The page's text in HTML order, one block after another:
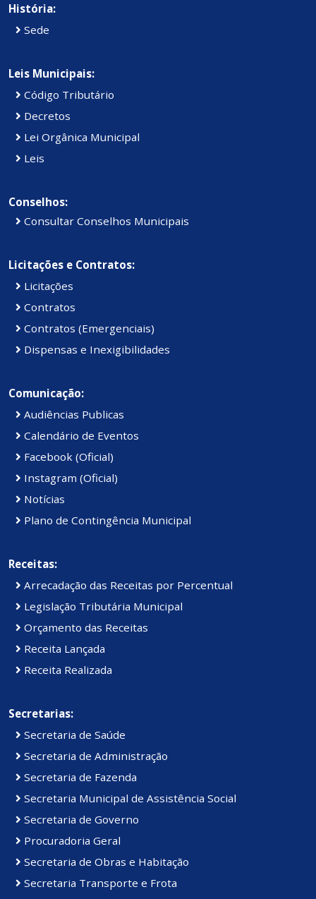
História:
Sede
Leis Municipais:
Código Tributário
Decretos
Lei Orgânica Municipal
Leis
Conselhos:
Consultar Conselhos Municipais
Licitações e Contratos:
Licitações
Contratos
Contratos (Emergenciais)
Dispensas e Inexigibilidades
Comunicação:
Audiências Publicas
Calendário de Eventos
Facebook (Oficial)
Instagram (Oficial)
Notícias
Plano de Contingência Municipal
Receitas:
Arrecadação das Receitas por Percentual
Legislação Tributária Municipal
Orçamento das Receitas
Receita Lançada
Receita Realizada
Secretarias:
Secretaria de Saúde
Secretaria de Administração
Secretaria de Fazenda
Secretaria Municipal de Assistência Social
Secretaria de Governo
Procuradoria Geral
Secretaria de Obras e Habitação
Secretaria Transporte e Frota